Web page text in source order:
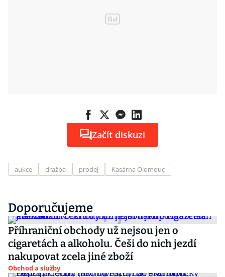
Začít diskuzi
aukce dražba prodej Kasárna Olomouc
Doporučujeme
Příhraniční obchody už nejsou jen o
cigaretách a alkoholu. Češi do nich jezdí
nakupovat zcela jiné zboží
Obchod a služby